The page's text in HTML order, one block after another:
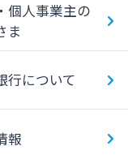
個人事業主の
ま
行について
報